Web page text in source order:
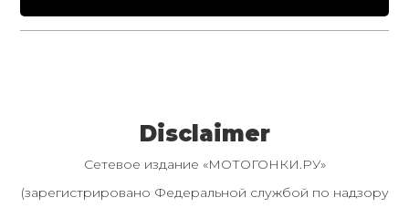
Disclaimer
Сетевое издание «МОТОГОНКИ.РУ»
(зарегистрировано Федеральной службой по надзору